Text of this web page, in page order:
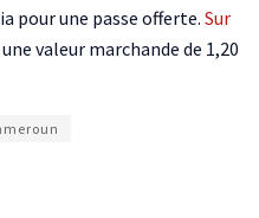
pour une passe offerte. Sur
valeur marchande de 1,20